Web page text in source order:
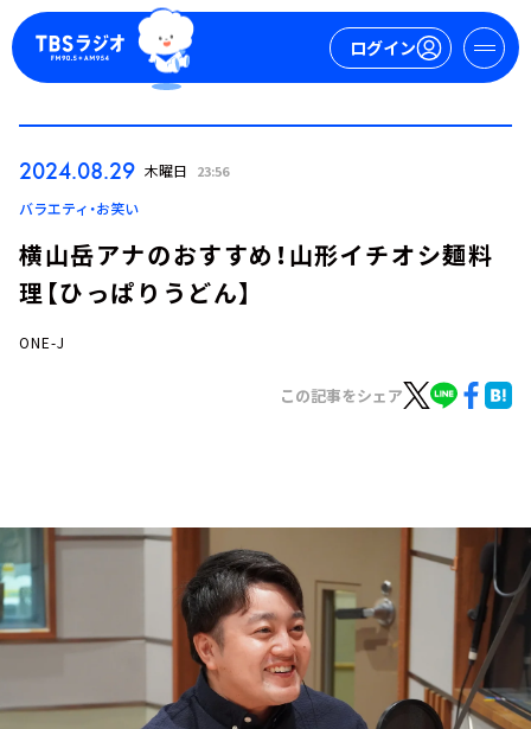
ログイン
ログイン
お知らせ
イベント・グッズ
会社情報
2024.08.29 木曜日 23:56
バラエティ・お笑い
横山岳アナのおすすめ！山形イチオシ麺料
理【ひっぱりうどん】
ONE-J
この記事をシェア